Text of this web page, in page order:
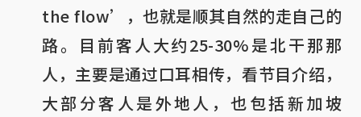
the flow’，也就是顺其自然的走自己的
路。目前客人大约25-30%是北干那那
人，主要是通过口耳相传，看节目介绍，
大部分客人是外地人，也包括新加坡